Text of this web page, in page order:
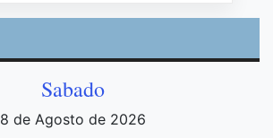
Sabado
8 de Agosto de 2026